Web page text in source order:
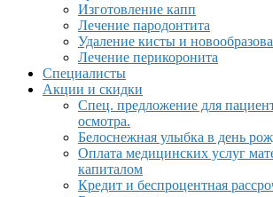
Изготовление капп
Лечение пародонтита
Удаление кисты и
Лечение перикоронита
Специалисты
Акции и скидки
Спец. предложение для
осмотра.
Белоснежная улыбка в день
Оплата медицинских услуг
капиталом
Кредит и беспроцентная